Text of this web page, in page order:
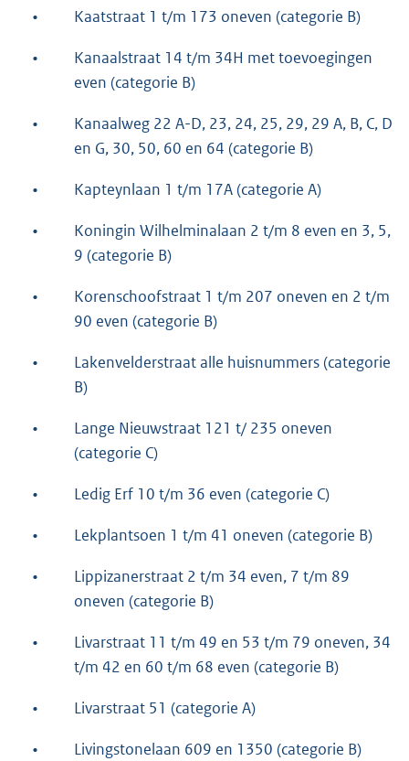
• Kaatstraat 1 t/m 173 oneven (categorie B)
•
Kanaalstraat 14 t/m 34H met toevoegingen
even (categorie B)
•
Kanaalweg 22 A-D, 23, 24, 25, 29, 29 A, B, C, D
en G, 30, 50, 60 en 64 (categorie B)
• Kapteynlaan 1 t/m 17A (categorie A)
•
Koningin Wilhelminalaan 2 t/m 8 even en 3, 5,
9 (categorie B)
•
Korenschoofstraat 1 t/m 207 oneven en 2 t/m
90 even (categorie B)
•
Lakenvelderstraat alle huisnummers (categorie
B)
•
Lange Nieuwstraat 121 t/ 235 oneven
(categorie C)
• Ledig Erf 10 t/m 36 even (categorie C)
• Lekplantsoen 1 t/m 41 oneven (categorie B)
•
Lippizanerstraat 2 t/m 34 even, 7 t/m 89
oneven (categorie B)
•
Livarstraat 11 t/m 49 en 53 t/m 79 oneven, 34
t/m 42 en 60 t/m 68 even (categorie B)
• Livarstraat 51 (categorie A)
• Livingstonelaan 609 en 1350 (categorie B)